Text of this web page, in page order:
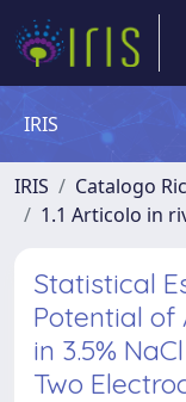
IRIS
IRIS Catalogo
1.1 Articolo in
Statistical
Potential of
in 3.5%
Two